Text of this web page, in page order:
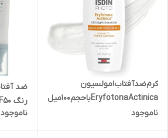
کرم‌ضدآفتاب‌امولسیون‌
EryfotonaActinica‌با‌حجم100میل
ناموجود
رنگ SPF50 حجم ۵۰ میل
ناموجود